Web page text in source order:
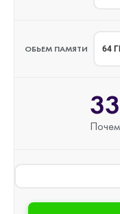
ОБЬЕМ ПАМЯТИ 64